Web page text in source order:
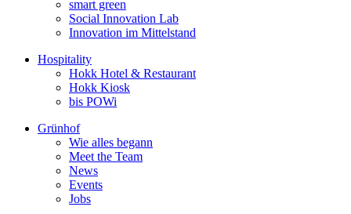
smart green
Social Innovation Lab
Innovation im Mittelstand
Hospitality
Hokk Hotel & Restaurant
Hokk Kiosk
bis POWi
Grünhof
Wie alles begann
Meet the Team
News
Events
Jobs